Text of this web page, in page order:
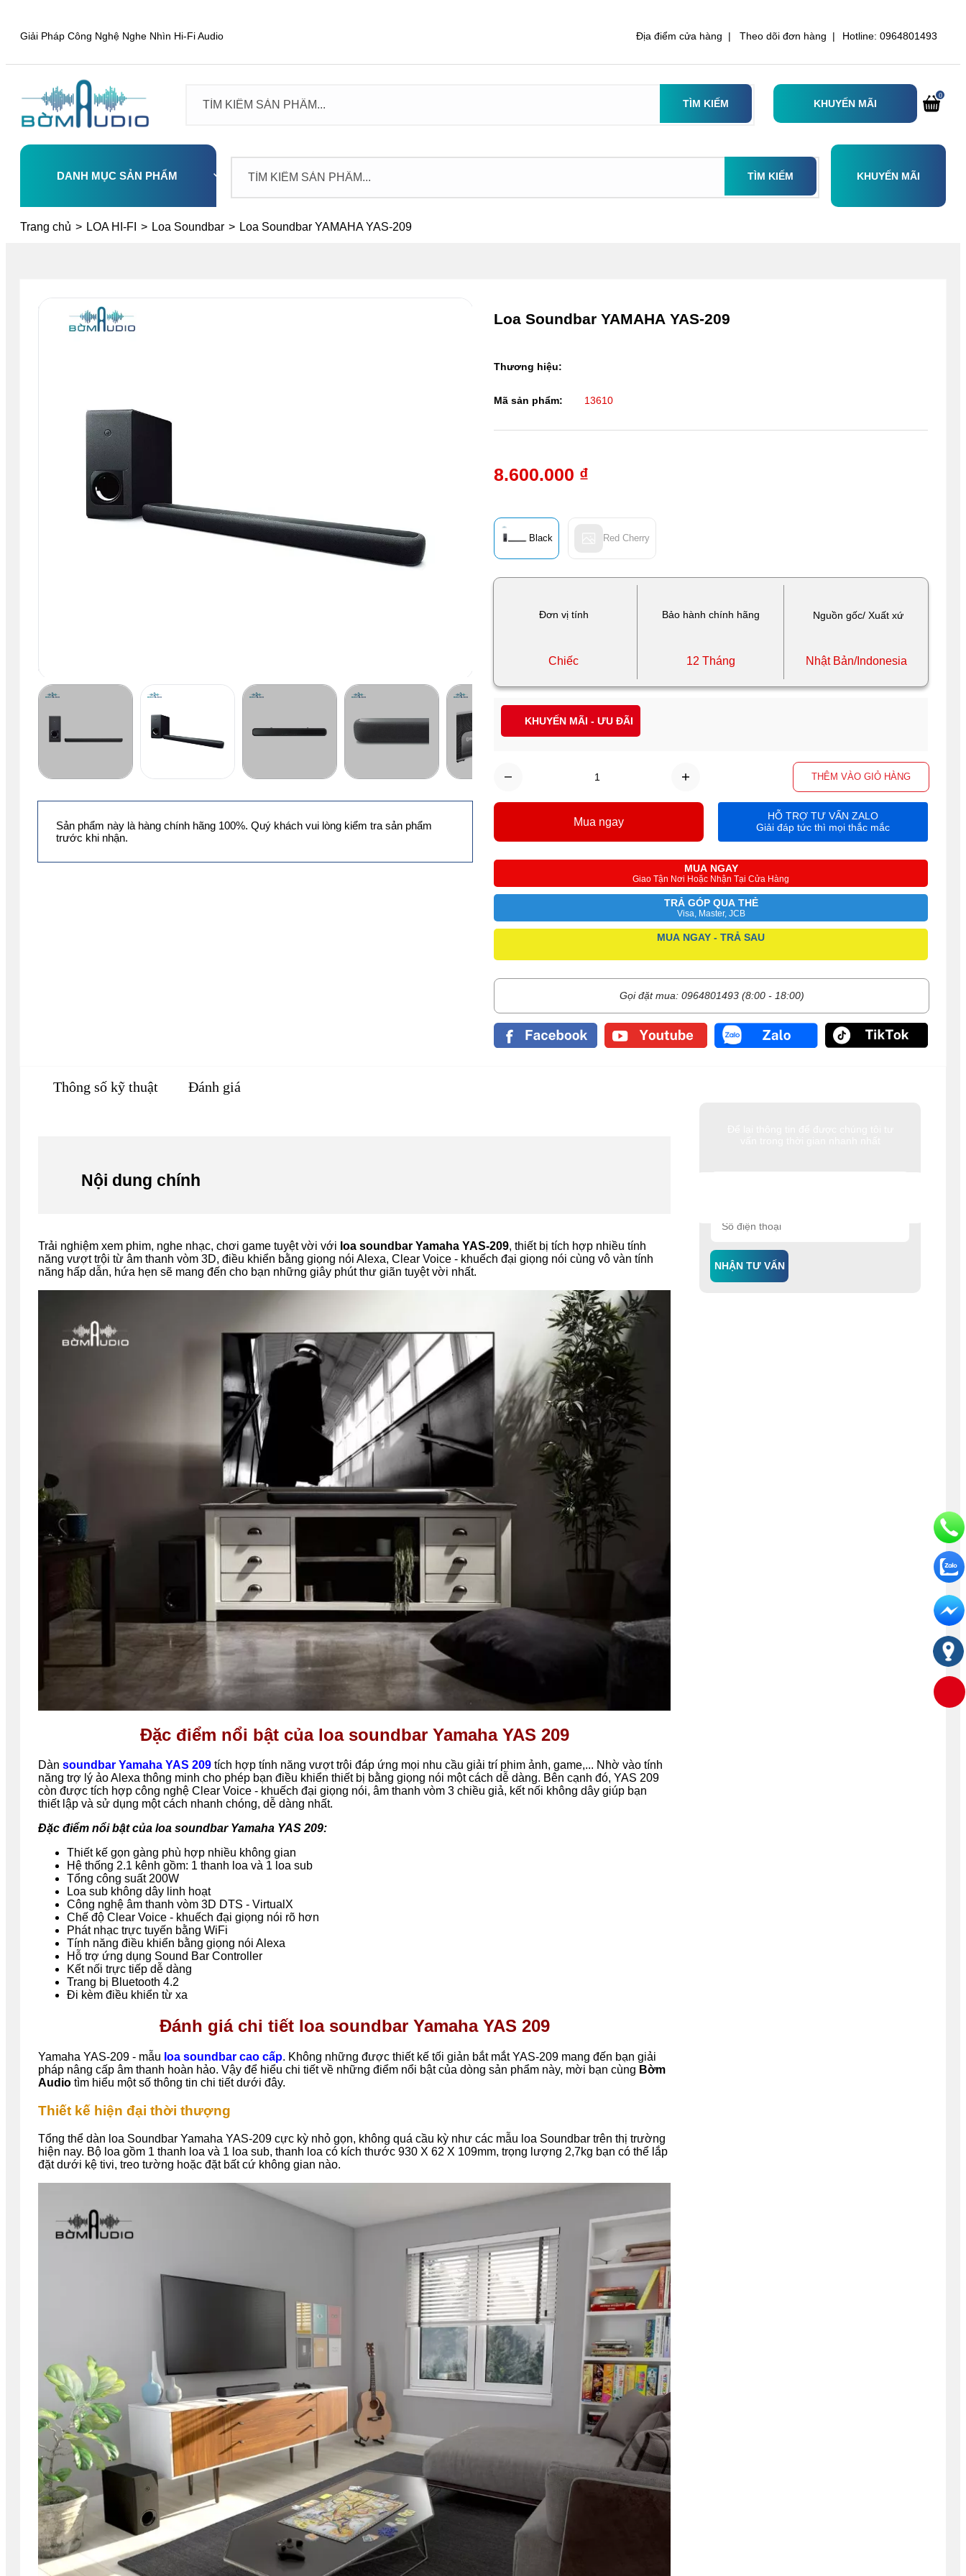
Giải Pháp Công Nghệ Nghe Nhìn Hi-Fi Audio Địa điểm cửa hàng | Theo dõi đơn hàng | Hotline: 0964801493
TÌM KIẾM KHUYẾN MÃI
0
DANH MỤC SẢN PHẨM
Select TÌM KIẾM KHUYẾN MÃI
Trang chủ > LOA HI-FI > Loa Soundbar > Loa Soundbar YAMAHA YAS-209
Đơn vị tính Bảo hành chính hãng Nguồn gốc/ Xuất xứ
Chiếc 12 Tháng Nhật Bản/Indonesia
Loa Soundbar YAMAHA YAS-209
Black Red Cherry
THÊM VÀO GIỎ HÀNG
MUA NGAY
Giao Tận Nơi Hoặc Nhận Tại Cửa Hàng
TRẢ GÓP QUA THẺ
Visa, Master, JCB
MUA NGAY - TRẢ SAU
Gọi đặt mua: 0964801493 (8:00 - 18:00)
8.600.000 ₫
Thương hiệu:
Mã sản phẩm: 13610
Mua ngay
HỖ TRỢ TƯ VẤN ZALO
Giải đáp tức thì mọi thắc mắc
KHUYẾN MÃI - ƯU ĐÃI
Sản phẩm này là hàng chính hãng 100%. Quý khách vui lòng kiểm tra sản phẩm
trước khi nhận.
NHẬN TƯ VẤN
Thông số kỹ thuật Đánh giá
Nội dung chính
Trải nghiệm xem phim, nghe nhạc, chơi game tuyệt vời với loa soundbar Yamaha YAS-209, thiết bị tích hợp nhiều tính
năng vượt trội từ âm thanh vòm 3D, điều khiển bằng giọng nói Alexa, Clear Voice - khuếch đại giọng nói cùng vô vàn tính
năng hấp dẫn, hứa hẹn sẽ mang đến cho bạn những giây phút thư giãn tuyệt vời nhất.
Đặc điểm nổi bật của loa soundbar Yamaha YAS 209
Dàn soundbar Yamaha YAS 209 tích hợp tính năng vượt trội đáp ứng mọi nhu cầu giải trí phim ảnh, game,... Nhờ vào tính
năng trợ lý ảo Alexa thông minh cho phép bạn điều khiển thiết bị bằng giọng nói một cách dễ dàng. Bên cạnh đó, YAS 209
còn được tích hợp công nghệ Clear Voice - khuếch đại giọng nói, âm thanh vòm 3 chiều giả, kết nối không dây giúp bạn
thiết lập và sử dụng một cách nhanh chóng, dễ dàng nhất.
Đặc điểm nổi bật của loa soundbar Yamaha YAS 209:
Thiết kế gọn gàng phù hợp nhiều không gian
Hệ thống 2.1 kênh gồm: 1 thanh loa và 1 loa sub
Tổng công suất 200W
Loa sub không dây linh hoạt
Công nghệ âm thanh vòm 3D DTS - VirtualX
Chế độ Clear Voice - khuếch đại giọng nói rõ hơn
Phát nhạc trực tuyến bằng WiFi
Tính năng điều khiển bằng giọng nói Alexa
Hỗ trợ ứng dụng Sound Bar Controller
Kết nối trực tiếp dễ dàng
Trang bị Bluetooth 4.2
Đi kèm điều khiển từ xa
Đánh giá chi tiết loa soundbar Yamaha YAS 209
Yamaha YAS-209 - mẫu loa soundbar cao cấp. Không những được thiết kế tối giản bắt mắt YAS-209 mang đến bạn giải
pháp nâng cấp âm thanh hoàn hảo. Vậy để hiểu chi tiết về những điểm nổi bật của dòng sản phẩm này, mời bạn cùng Bờm
Audio tìm hiểu một số thông tin chi tiết dưới đây.
Thiết kế hiện đại thời thượng
Tổng thể dàn loa Soundbar Yamaha YAS-209 cực kỳ nhỏ gọn, không quá cầu kỳ như các mẫu loa Soundbar trên thị trường
hiện nay. Bộ loa gồm 1 thanh loa và 1 loa sub, thanh loa có kích thước 930 X 62 X 109mm, trọng lượng 2,7kg bạn có thể lắp
đặt dưới kệ tivi, treo tường hoặc đặt bất cứ không gian nào.